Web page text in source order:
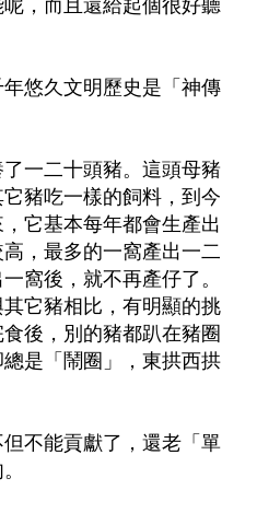
，而且還給起個很好聽
悠久文明歷史是「神傳
一二十頭豬。這頭母豬
豬吃一樣的飼料，到今
它基本每年都會生產出
，最多的一窩產出一二
窩後，就不再產仔了。
它豬相比，有明顯的挑
後，別的豬都趴在豬圈
是「鬧圈」，東拱西拱
不能貢獻了，還老「單